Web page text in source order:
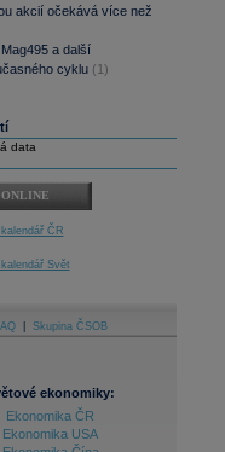
akcií očekává více než
a další
cyklu (1)
data
ČR
Svět
Skupina ČSOB
ekonomiky:
Ekonomika ČR
Ekonomika USA